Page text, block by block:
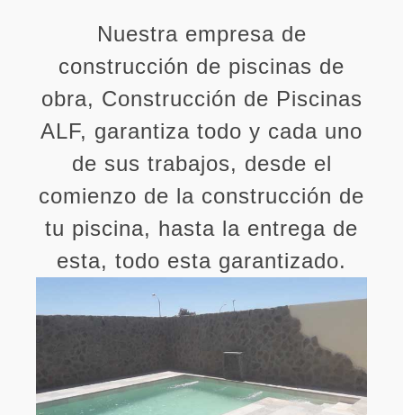
Nuestra empresa de
construcción de piscinas de
obra, Construcción de Piscinas
ALF, garantiza todo y cada uno
de sus trabajos, desde el
comienzo de la construcción de
tu piscina, hasta la entrega de
esta, todo esta garantizado.